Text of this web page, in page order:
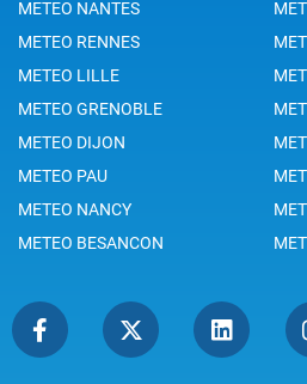
METEO NANTES
METEO RENNES
METEO LILLE
METEO GRENOBLE
METEO DIJON
METEO PAU
METEO NANCY
METEO BESANCON